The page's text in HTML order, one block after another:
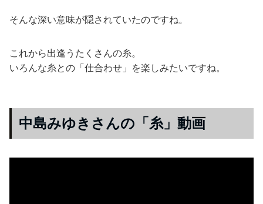
そんな深い意味が隠されていたのですね。
これから出逢うたくさんの糸。
いろんな糸との「仕合わせ」を楽しみたいですね。
中島みゆきさんの「糸」動画